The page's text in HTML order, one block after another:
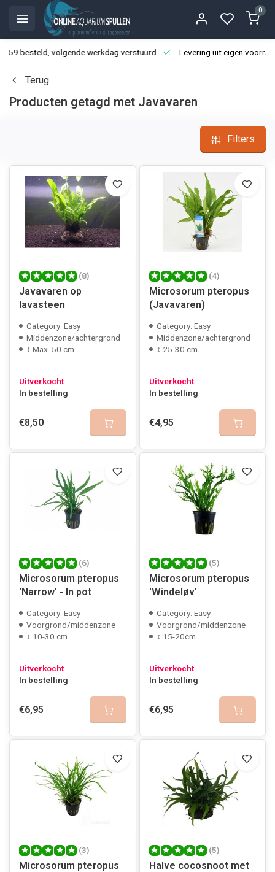
0
besteld, volgende werkdag verstuurd Levering uit eigen
Terug
Producten getagd met Javavaren
Filters
(8)
Javavaren op
lavasteen
Category: Easy
Middenzone/achtergrond
↕ Max. 50 cm
Uitverkocht
In bestelling
€8,50
(4)
Microsorum pteropus
(Javavaren)
Category: Easy
Middenzone/achtergrond
↕ 25-30 cm
Uitverkocht
In bestelling
€4,95
(6)
Microsorum pteropus
'Narrow' - In pot
Category: Easy
Voorgrond/middenzone
↕ 10-30 cm
Uitverkocht
In bestelling
€6,95
(5)
Microsorum pteropus
'Windeløv'
Category: Easy
Voorgrond/middenzone
↕ 15-20cm
Uitverkocht
In bestelling
€6,95
(3)
Microsorum pteropus
(5)
Halve cocosnoot met